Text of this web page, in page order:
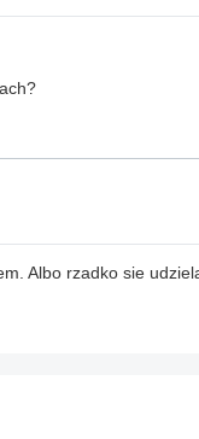
Albo rzadko sie